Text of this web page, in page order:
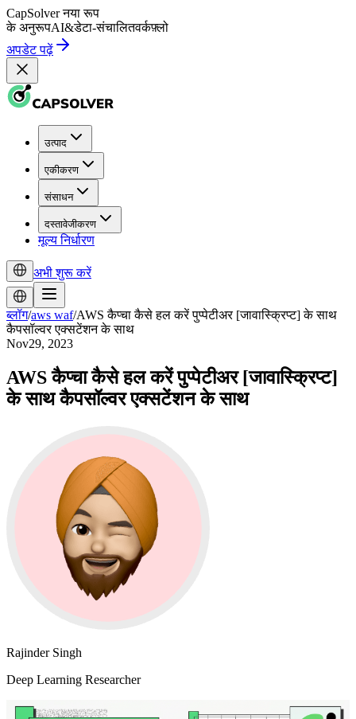
CapSolver नया रूप
के अनुरूपAI&डेटा-संचालितवर्कफ़्लो
अपडेट पढ़ें
उत्पाद
एकीकरण
संसाधन
दस्तावेजीकरण
मूल्य निर्धारण
अभी शुरू करें
ब्लॉग/aws waf/AWS कैप्चा कैसे हल करें पुप्पेटीअर [जावास्क्रिप्ट] के साथ
कैपसॉल्वर एक्सटेंशन के साथ
Nov29, 2023
AWS कैप्चा कैसे हल करें पुप्पेटीअर [जावास्क्रिप्ट]
के साथ कैपसॉल्वर एक्सटेंशन के साथ
Rajinder Singh
Deep Learning Researcher